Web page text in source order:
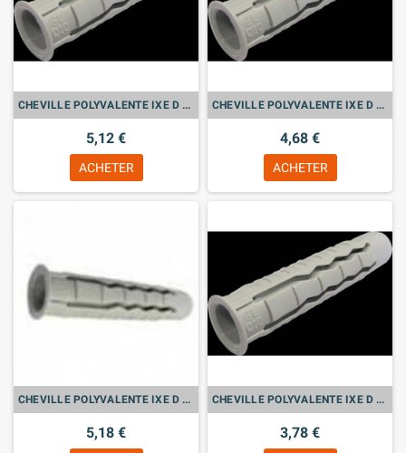
CHEVILLE POLYVALENTE IXE D 12 X 60 Bte de 25
5,12 €
ACHETER
CHEVILLE POLYVALENTE IXE D 10 X 50 Bte de 50
4,68 €
ACHETER
CHEVILLE POLYVALENTE IXE D 8 X 40 Bte de 100
5,18 €
CHEVILLE POLYVALENTE IXE D 6 X 30 Bte de 100
3,78 €